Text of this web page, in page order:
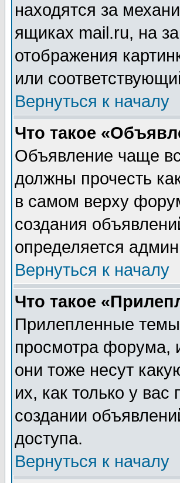
находятся за
ящиках mail.ru, на
отображения
или
Вернуться к началу
Что такое
Объявление чаще
должны прочесть
в самом верху
создания
определяется
Вернуться к началу
Что такое
Прилепленные темы
просмотра форума,
они тоже несут
их, как только у
создании
доступа.
Вернуться к началу